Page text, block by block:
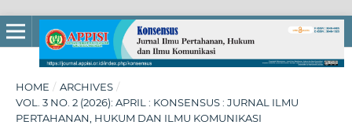
HOME / ARCHIVES /
VOL. 3 NO. 2 (2026): APRIL : KONSENSUS : JURNAL ILMU
PERTAHANAN, HUKUM DAN ILMU KOMUNIKASI